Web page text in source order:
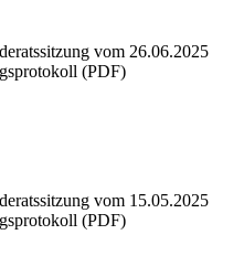
vom 26.06.2025
(PDF)
vom 15.05.2025
(PDF)